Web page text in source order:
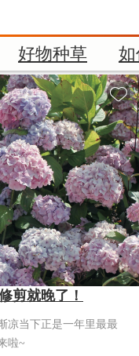
好物种草
剪就晚了！
凉当下正是一年里最最
啦~